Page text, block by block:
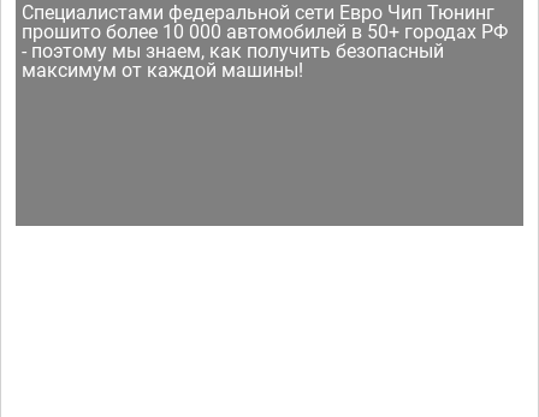
Специалистами федеральной сети Евро Чип Тюнинг
прошито более 10 000 автомобилей в 50+ городах РФ
- поэтому мы знаем, как получить безопасный
максимум от каждой машины!